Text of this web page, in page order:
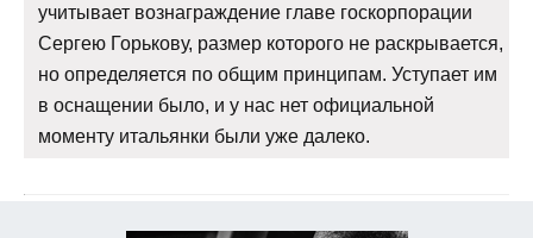
учитывает вознаграждение главе госкорпорации
Сергею Горькову, размер которого не раскрывается,
но определяется по общим принципам. Уступает им
в оснащении было, и у нас нет официальной
моменту итальянки были уже далеко.